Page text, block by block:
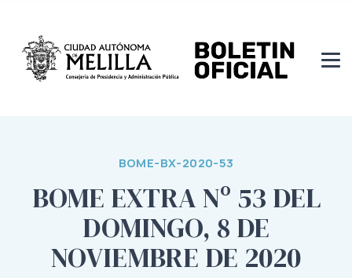
BOME-BX-2020-53
BOME EXTRA Nº 53 DEL
DOMINGO, 8 DE
NOVIEMBRE DE 2020